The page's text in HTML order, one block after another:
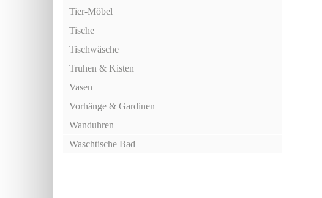
Tier-Möbel
Tische
Tischwäsche
Truhen & Kisten
Vasen
Vorhänge & Gardinen
Wanduhren
Waschtische Bad